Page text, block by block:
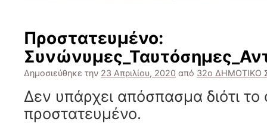
Πρoστατευμένο:
Δημοσιεύθηκε την 23 Απριλίου, 2020 από 32ο ΔΗΜΟΤΙΚΟ
Δεν υπάρχει απόσπασμα διότι το
προστατευμένο.